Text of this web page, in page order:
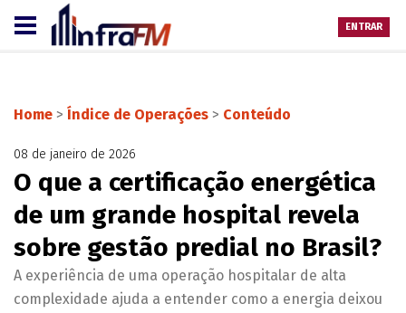
ENTRAR
Home > Índice de Operações > Conteúdo
08 de janeiro de 2026
O que a certificação energética
de um grande hospital revela
sobre gestão predial no Brasil?
A experiência de uma operação hospitalar de alta
complexidade ajuda a entender como a energia deixou